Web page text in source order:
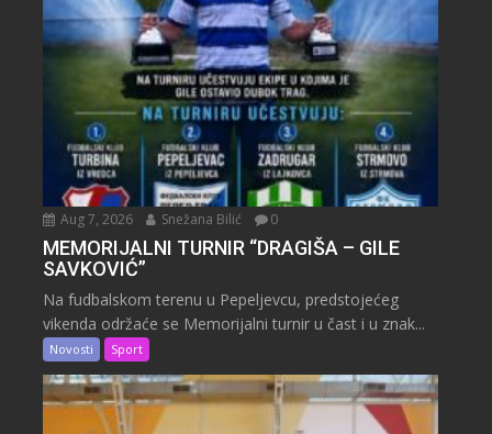
Aug 7, 2026 Snežana Bilić 0
MEMORIJALNI TURNIR “DRAGIŠA – GILE
SAVKOVIĆ”
Na fudbalskom terenu u Pepeljevcu, predstojećeg
vikenda održaće se Memorijalni turnir u čast i u znak...
Novosti Sport